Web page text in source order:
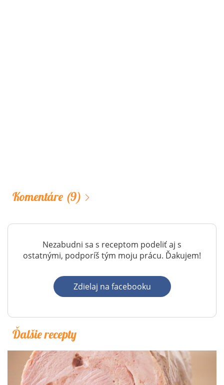
Komentáre (9)
Nezabudni sa s receptom podeliť aj s
ostatnými, podporíš tým moju prácu. Ďakujem!
Zdielaj na facebooku
Ďalšie recepty